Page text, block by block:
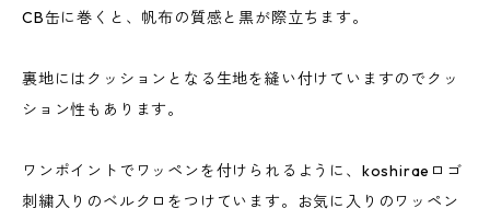
CB缶に巻くと、帆布の質感と黒が際立ちます。
裏地にはクッションとなる生地を縫い付けていますのでクッ
ション性もあります。
ワンポイントでワッペンを付けられるように、koshiraeロゴ
刺繍入りのベルクロをつけています。お気に入りのワッペン